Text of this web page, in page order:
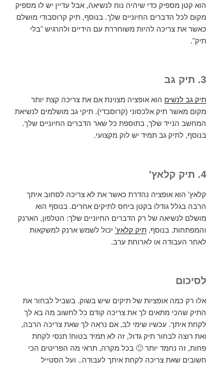
הוא קטן מספיק כדי שיהיה נוח לנשיאה, אבל עדיין יש לו מספיק
מקום לכל הדברים החיוניים שלך. בנוסף, תיק קרוסבודי מושלם
כאשר את צריכה להיות משוחררת עם הידיים ולהרגיש "בלי
תיק".
3. תיק גב
תיק גב לנשים הוא אופציה מצוינת אם את צריכה קצת יותר
מקום מאשר תיק אלכסוני (קרוסבדי). תיקי גב מושלמים לנשיאת
המחשב הנייד שלך, בתוספת כל שאר הדברים החיוניים שלך.
בנוסף, לתיק גב תמיד יש לוק מקצועי.
4. תיק קלאץ'
קלאץ' הוא אופציה נהדרת כאשר את לא צריכה לסחוב איתך
הרבה בגלל גודלו בקטן ביחס לתיקים אחרים. בנוסף הוא
מושלם לנשיאה של רק הדברים החיוניים שלך: הטלפון, הארנק
והמפתחות. בנוסף, תיק קלאץ' יכול לשמש ארנק למשקאות
לאחר העבודה או לארוחת ערב.
לסיכום
אלו רק כמה אופציות של תיקים שיש בשוק. בשביל לבחור את
התיק שהכי מתאים לך את צריכה קודם כל לחשוב מה בא לך
לקחת איתך. עכשיו שימי לב, אם נראה לך שאת צריכה הרבה,
ואת רוצה לבחור תיק גדול, זה לא תמיד בטוח! תנסי לקחת
פחות, זה נחמד יותר 🙂 בכל מקרה, תראי מה הפריטים הכי
חשובים שאת צריכה לקחת איתך לעבודה.. ועל הסטייל